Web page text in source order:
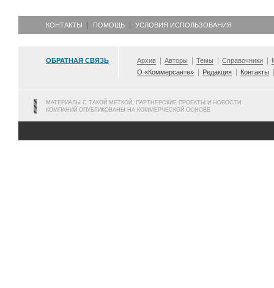
КОНТАКТЫ ПОМОЩЬ УСЛОВИЯ ИСПОЛЬЗОВАНИЯ
ОБРАТНАЯ СВЯЗЬ Архив Авторы Темы Справочники
О «Коммерсанте»
Редакция Контакты
МАТЕРИАЛЫ С ТАКОЙ МЕТКОЙ, ПАРТНЕРСКИЕ ПРОЕКТЫ И НОВОСТИ
КОМПАНИЙ ОПУБЛИКОВАНЫ НА КОММЕРЧЕСКОЙ ОСНОВЕ